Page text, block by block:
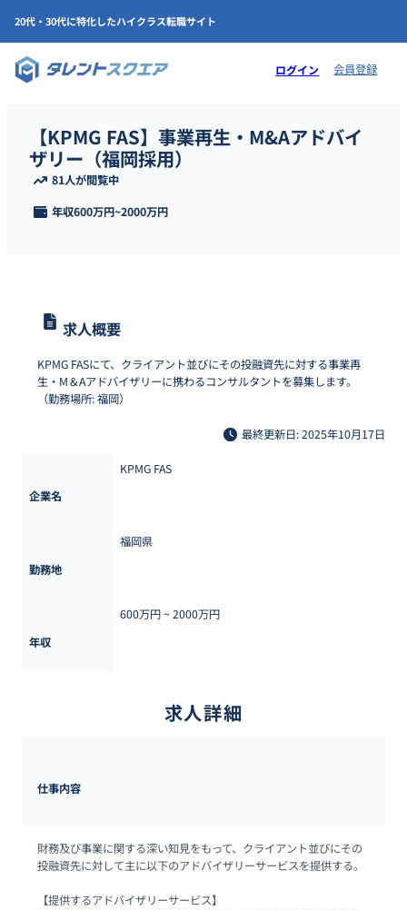
20代・30代に特化したハイクラス転職サイト
ログイン 会員登録
【KPMG FAS】事業再生・M&Aアドバイ
ザリー（福岡採用）
81人が閲覧中
年収600万円~2000万円
求人概要
KPMG FASにて、クライアント並びにその投融資先に対する事業再
生・M＆Aアドバイザリーに携わるコンサルタントを募集します。
（勤務場所: 福岡）
最終更新日: 2025年10月17日
企業名
KPMG FAS
勤務地
福岡県
年収
600万円 ~ 2000万円
求人詳細
仕事内容
財務及び事業に関する深い知見をもって、クライアント並びにその
投融資先に対して主に以下のアドバイザリーサービスを提供する。
【提供するアドバイザリーサービス】